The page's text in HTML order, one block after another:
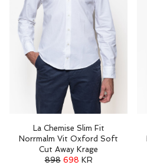
La Chemise Slim Fit
Norrmalm Vit Oxford Soft
Cut Away Krage
898 698 KR